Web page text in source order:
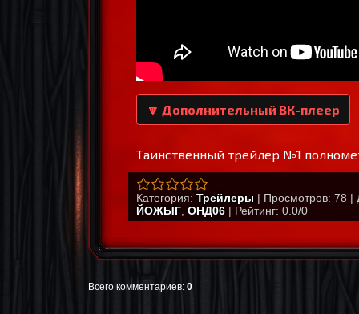
🔽 Дополнительный ВК-плеер
Таинственный трейлер №1
Категория: Трейлеры | Просмотров: 78 |
ЙОЖЫГ ОНД06 | Рейтинг: 0.0/0
Всего комментариев: 0